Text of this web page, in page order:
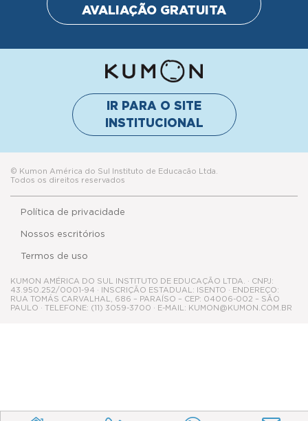
AVALIAÇÃO GRATUITA
IR PARA O SITE
INSTITUCIONAL
© Kumon América do Sul Instituto de Educacão Ltda.
Todos os direitos reservados
Política de privacidade
Termos de uso
Nossos escritórios
KUMON AMÉRICA DO SUL INSTITUTO DE EDUCAÇÃO LTDA. · CNPJ:
43.950.252/0001-94 · INSCRIÇÃO ESTADUAL: ISENTO · ENDEREÇO:
RUA TOMÁS CARVALHAL, 686 – PARAÍSO – CEP: 04006-002 – SÃO
PAULO · TELEFONE: (11) 3059-3700 · E-MAIL: KUMON@KUMON.COM.BR